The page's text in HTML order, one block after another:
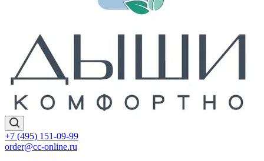
+7 (495) 151-09-99
order@cc-online.ru